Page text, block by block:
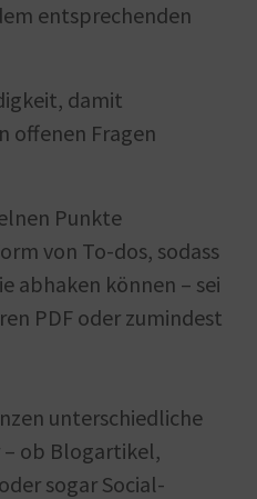
entsprechenden
damit
offenen Fragen
Punkte
von To-dos, sodass
abhaken können – sei
PDF oder zumindest
unterschiedliche
ob Blogartikel,
sogar Social-